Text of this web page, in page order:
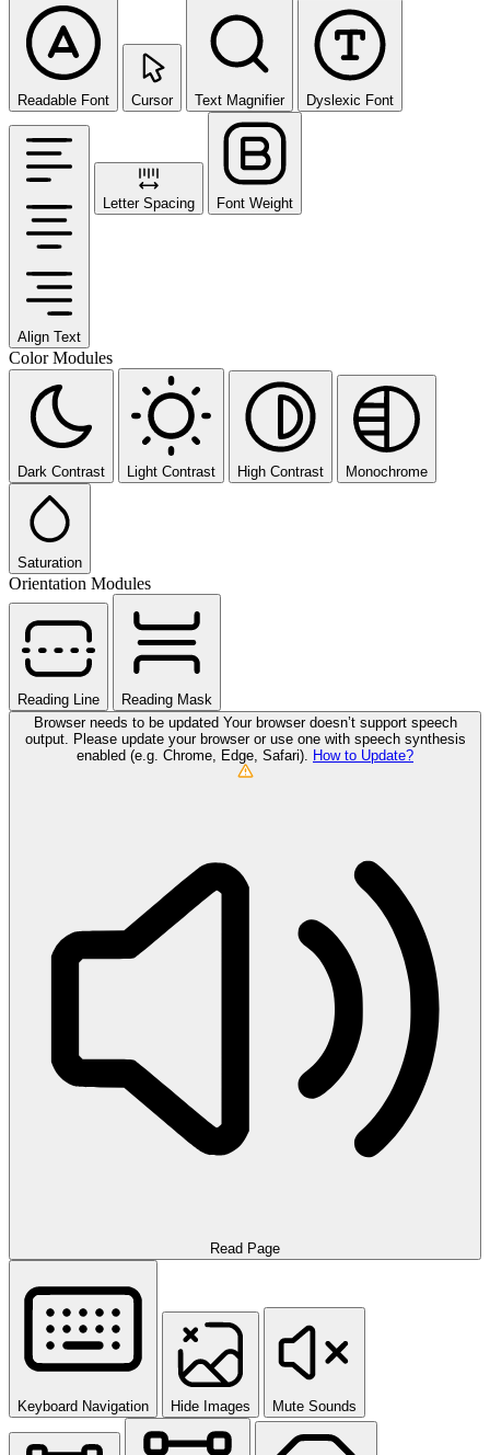
Readable Font Cursor Text Magnifier Dyslexic Font
Align Text
Letter Spacing Font Weight
Color Modules
Dark Contrast Light Contrast High Contrast Monochrome
Saturation
Orientation Modules
Reading Line
Reading Mask
Browser needs to be updated Your browser doesn’t support speech
output. Please update your browser or use one with speech synthesis
enabled (e.g. Chrome, Edge, Safari). How to Update?
Read Page
Keyboard Navigation Hide Images Mute Sounds